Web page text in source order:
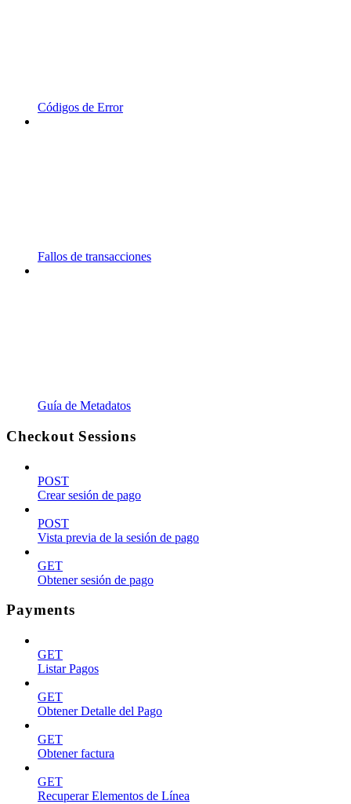
Códigos de Error
Fallos de transacciones
Guía de Metadatos
Checkout Sessions
POST
Crear sesión de pago
POST
Vista previa de la sesión de pago
GET
Obtener sesión de pago
Payments
GET
Listar Pagos
GET
Obtener Detalle del Pago
GET
Obtener factura
GET
Recuperar Elementos de Línea